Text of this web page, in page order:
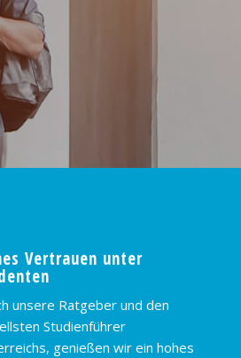
Vertrauen unter
unsere Ratgeber und den
Studienführer
genießen wir ein hohes